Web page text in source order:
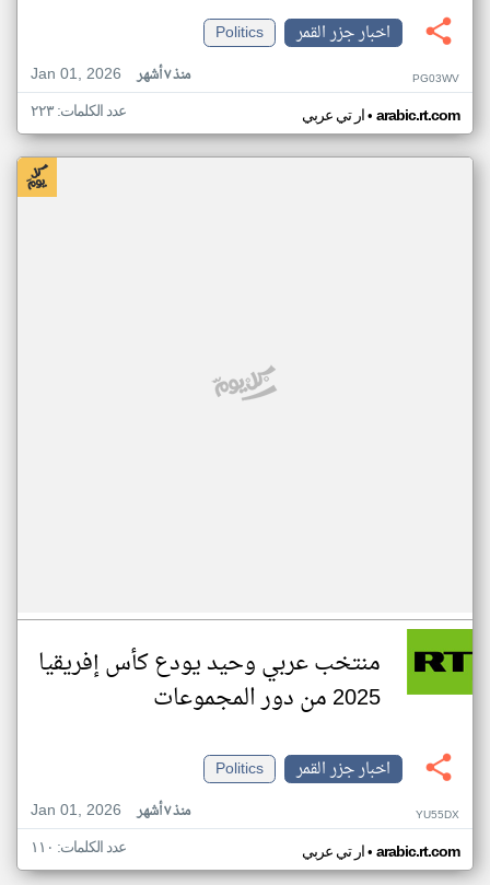
اخبار جزر القمر
Politics
Jan 01, 2026
منذ ٧ أشهر PG03WV
ار تي عربي• arabic.rt.com عدد الكلمات: ٢٢٣
منتخب عربي وحيد يودع كأس إفريقيا
2025 من دور المجموعات
اخبار جزر القمر
Politics
Jan 01, 2026
منذ ٧ أشهر YU55DX
ار تي عربي• arabic.rt.com عدد الكلمات: ١١٠